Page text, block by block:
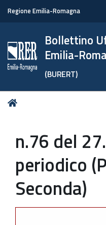
Regione Emilia-Romagna
Bollettino
Emilia-
(BURERT)
Tu
n.76 del
periodico
Seconda)